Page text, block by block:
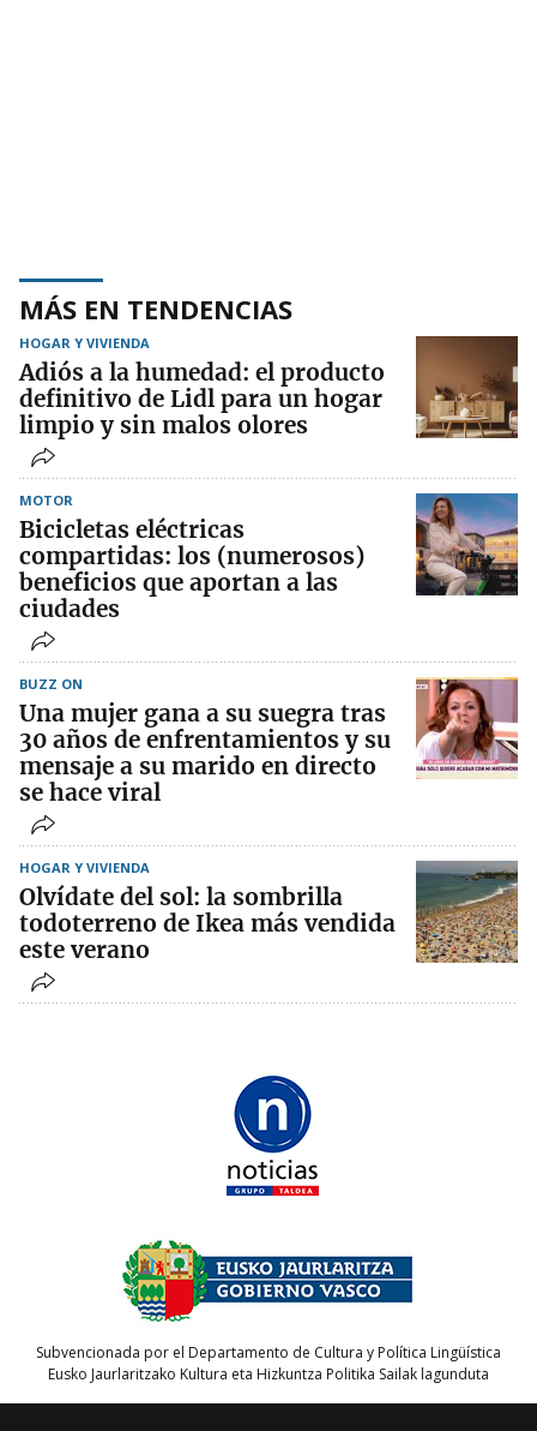
MÁS EN TENDENCIAS
HOGAR Y VIVIENDA
Adiós a la humedad: el producto
definitivo de Lidl para un hogar
limpio y sin malos olores
MOTOR
Bicicletas eléctricas
compartidas: los (numerosos)
beneficios que aportan a las
ciudades
BUZZ ON
Una mujer gana a su suegra tras
30 años de enfrentamientos y su
mensaje a su marido en directo
se hace viral
HOGAR Y VIVIENDA
Olvídate del sol: la sombrilla
todoterreno de Ikea más vendida
este verano
Subvencionada por el Departamento de Cultura y Política Lingüística
Eusko Jaurlaritzako Kultura eta Hizkuntza Politika Sailak lagunduta